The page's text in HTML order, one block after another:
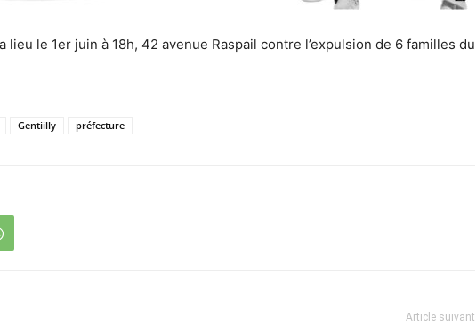
lieu le 1er juin à 18h, 42 avenue Raspail contre l’expulsion de 6 familles du
Gentiilly préfecture
Article suivant